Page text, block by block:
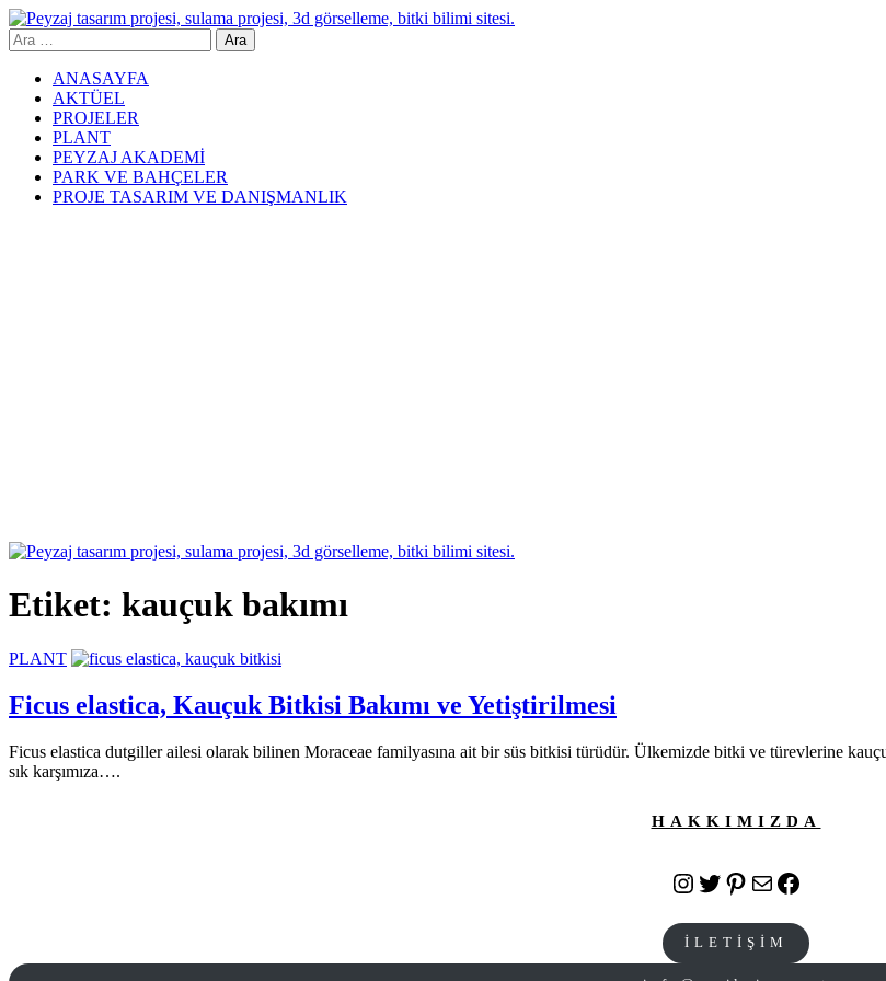
Skip
to
content
Yeşil Mimar
Arama:
ANASAYFA
AKTÜEL
PROJELER
PLANT
PEYZAJ AKADEMİ
PARK VE BAHÇELER
PROJE TASARIM VE DANIŞMANLIK
Etiket: kauçuk bakımı
PLANT
Ficus elastica, Kauçuk Bitkisi Bakımı ve Yetiştirilmesi
Ficus elastica dutgiller ailesi olarak bilinen Moraceae familyasına ait bir süs bitkisi türüdür. Ülkemizde bitki ve türevlerine
sık karşımıza….
HAKKIMIZDA
Instagram
Twitter
Pinterest
E-postaFacebook
İLETİŞİM